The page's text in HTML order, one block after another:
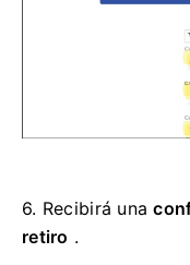
6. Recibirá una
retiro .